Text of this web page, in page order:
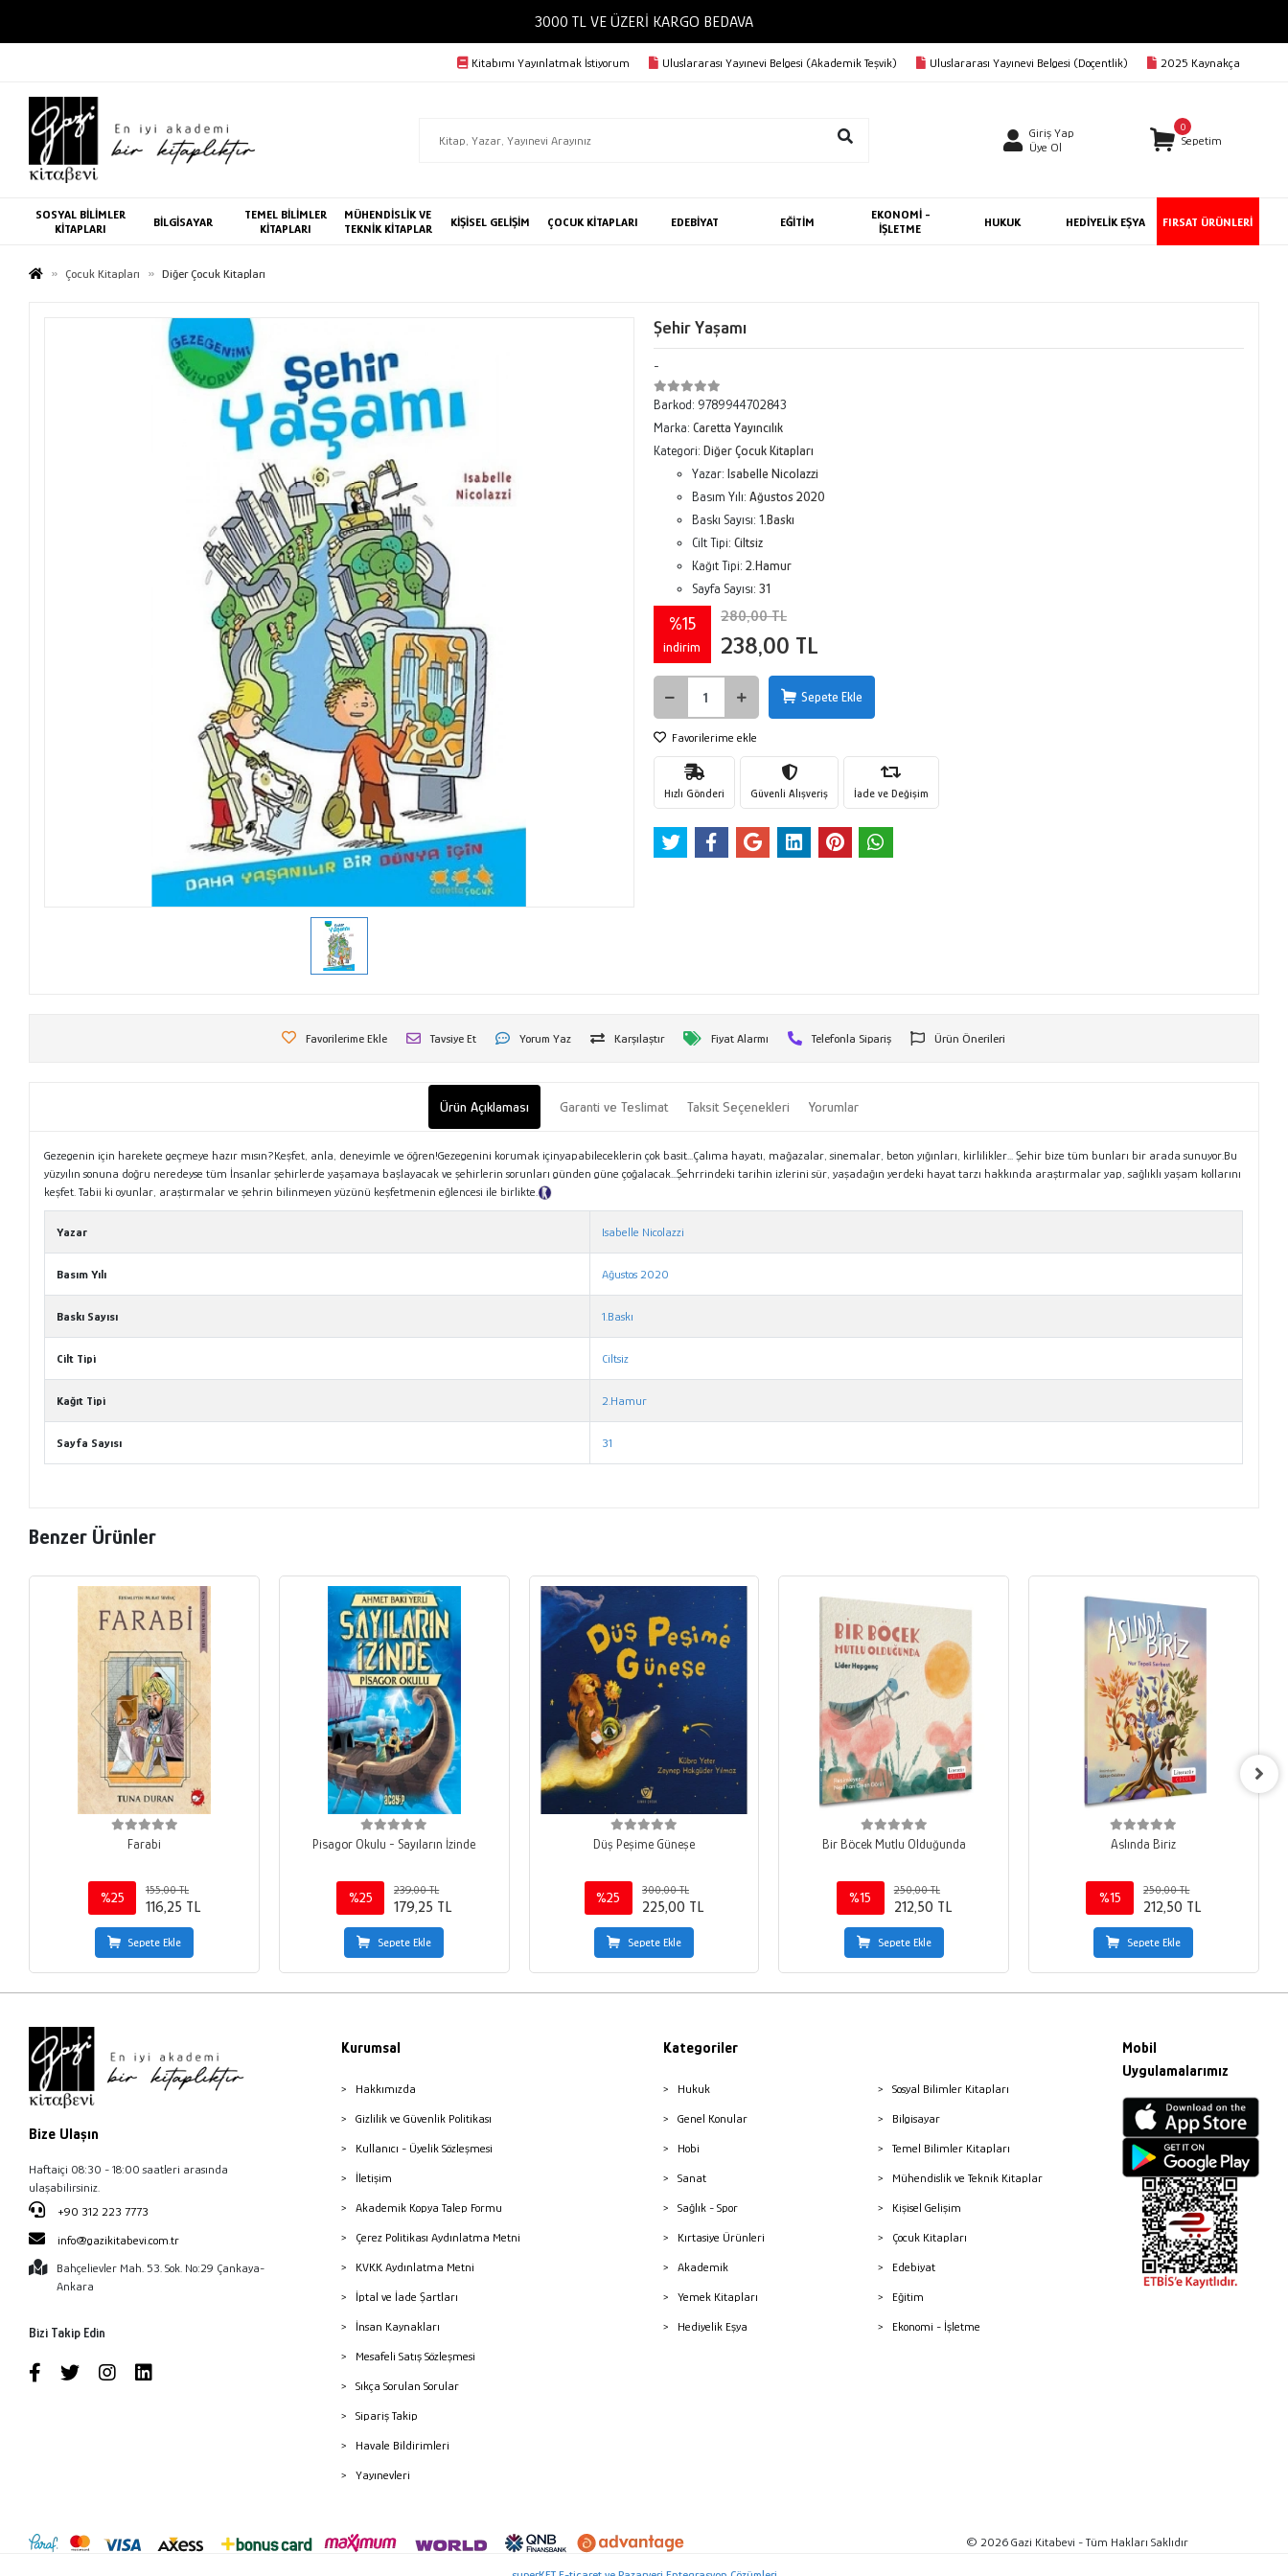
3000 TL VE ÜZERİ KARGO BEDAVA
Kitabımı Yayınlatmak İstiyorum Uluslararası Yayınevi Belgesi (Akademik Teşvik) Uluslararası Yayınevi Belgesi (Doçentlik) 2025 Kaynakça
Giriş Yap
Üye Ol
0
Sepetim
SOSYAL BİLİMLER
KİTAPLARI
BİLGİSAYAR
TEMEL BİLİMLER
KİTAPLARI
MÜHENDİSLİK VE
TEKNİK KİTAPLAR
KİŞİSEL GELİŞİM ÇOCUK KİTAPLARI EDEBİYAT EĞİTİM
EKONOMİ -
İŞLETME
HUKUK HEDİYELİK EŞYA FIRSAT ÜRÜNLERİ
Çocuk Kitapları Diğer Çocuk Kitapları
Şehir Yaşamı
-
Barkod: 9789944702843
Marka: Caretta Yayıncılık
Kategori: Diğer Çocuk Kitapları
Yazar: Isabelle Nicolazzi
Basım Yılı: Ağustos 2020
Baskı Sayısı: 1.Baskı
Cilt Tipi: Ciltsiz
Kağıt Tipi: 2.Hamur
Sayfa Sayısı: 31
%15
indirim
280,00 TL
238,00 TL
Sepete Ekle
Favorilerime ekle
Hızlı Gönderi Güvenli Alışveriş İade ve Değişim
Favorilerime Ekle Tavsiye Et Yorum Yaz Karşılaştır Fiyat Alarmı Telefonla Sipariş Ürün Önerileri
Ürün Açıklaması Garanti ve Teslimat Taksit Seçenekleri Yorumlar
Gezegenin için harekete geçmeye hazır mısın?Keşfet, anla, deneyimle ve öğren!Gezegenini korumak içinyapabileceklerin çok basit...Çalıma hayatı, mağazalar, sinemalar, beton yığınları, kirlilikler... Şehir bize tüm bunları bir arada sunuyor.Bu
yüzyılın sonuna doğru neredeyse tüm İnsanlar şehirlerde yaşamaya başlayacak ve şehirlerin sorunları günden güne çoğalacak...Şehrrindeki tarihin izlerini sür, yaşadağın yerdeki hayat tarzı hakkında araştırmalar yap, sağlıklı yaşam kollarını
keşfet. Tabii ki oyunlar, araştırmalar ve şehrin bilinmeyen yüzünü keşfetmenin eğlencesi ile birlikte.
Yazar Isabelle Nicolazzi
Basım Yılı Ağustos 2020
Baskı Sayısı 1.Baskı
Cilt Tipi Ciltsiz
Kağıt Tipi 2.Hamur
Sayfa Sayısı 31
Benzer Ürünler
Farabi
%25
155,00 TL
116,25 TL
Sepete Ekle
Pisagor Okulu - Sayıların İzinde
%25
239,00 TL
179,25 TL
Sepete Ekle
Düş Peşime Güneşe
%25
300,00 TL
225,00 TL
Sepete Ekle
Bir Böcek Mutlu Olduğunda
%15
250,00 TL
212,50 TL
Sepete Ekle
Aslında Biriz
%15
250,00 TL
212,50 TL
Sepete Ekle
Bize Ulaşın
Haftaiçi 08:30 - 18:00 saatleri arasında
ulaşabilirsiniz.
+90 312 223 7773
info@gazikitabevi.com.tr
Bahçelievler Mah. 53. Sok. No:29 Çankaya-
Ankara
Bizi Takip Edin
Kurumsal
Hakkımızda
Gizlilik ve Güvenlik Politikası
Kullanıcı - Üyelik Sözleşmesi
İletişim
Akademik Kopya Talep Formu
Çerez Politikası Aydınlatma Metni
KVKK Aydınlatma Metni
İptal ve İade Şartları
İnsan Kaynakları
Mesafeli Satış Sözleşmesi
Sıkça Sorulan Sorular
Sipariş Takip
Havale Bildirimleri
Yayınevleri
Kategoriler
Hukuk
Genel Konular
Hobi
Sanat
Sağlık - Spor
Kırtasiye Ürünleri
Akademik
Yemek Kitapları
Hediyelik Eşya
Sosyal Bilimler Kitapları
Bilgisayar
Temel Bilimler Kitapları
Mühendislik ve Teknik Kitaplar
Kişisel Gelişim
Çocuk Kitapları
Edebiyat
Eğitim
Ekonomi - İşletme
Mobil
Uygulamalarımız
© 2026 Gazi Kitabevi - Tüm Hakları Saklıdır